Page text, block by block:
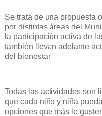
Se trata de una propuesta
por distintas áreas del
la participación activa de
también llevan adelante
del bienestar.
Todas las actividades son
que cada niño y niña
opciones que más le